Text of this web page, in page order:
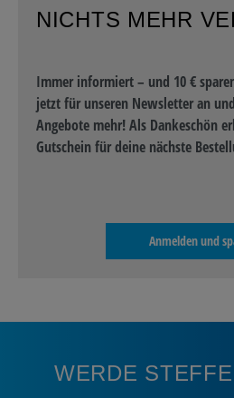
NICHTS MEHR
Immer informiert – und 10 €
jetzt für unseren Newsletter an
Angebote mehr! Als Dankeschön
Gutschein für deine nächste
Anmelden und
WERDE